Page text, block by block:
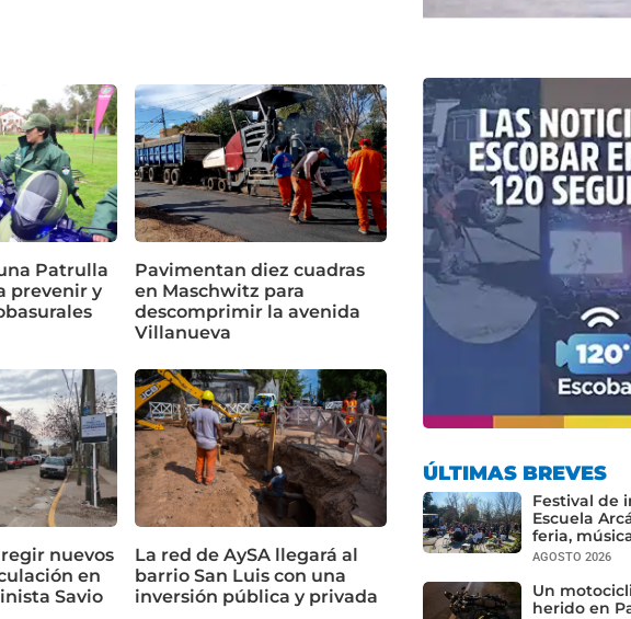
Patrulla
prevenir y
Pavimentan diez cuadras
en Maschwitz para
descomprimir la avenida
Villanueva
nuevos
en
Savio
La red de AySA llegará al
barrio San Luis con una
inversión pública y privada
ÚLTIMAS BREVES
Festival de
Escuela
feria,
AGOSTO 2026
Un
herido en